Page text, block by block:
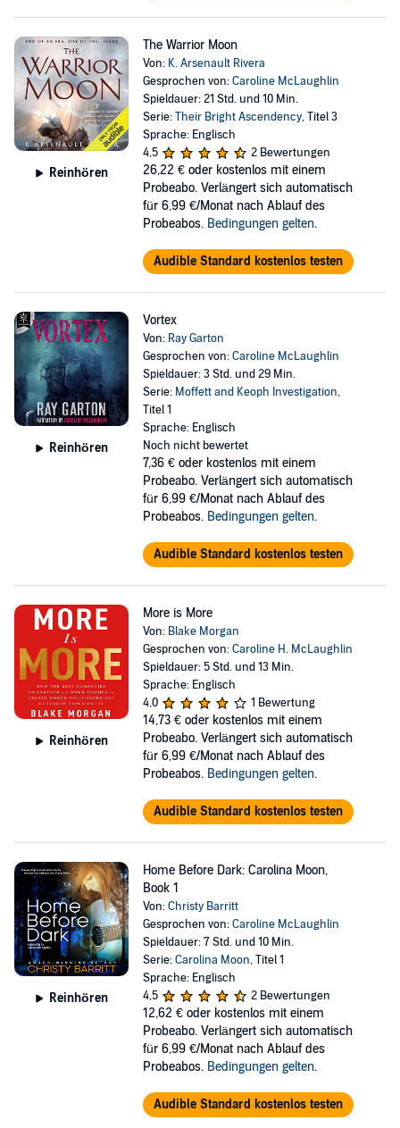
Reinhören
The Warrior Moon
Von: K. Arsenault Rivera
Gesprochen von:Caroline McLaughlin
Spieldauer: 21 Std. und 10 Min.
Serie:Their Bright Ascendency, Titel 3
Sprache: Englisch
4,5
2 Bewertungen
26,22 € oder kostenlos mit einem
Probeabo. Verlängert sich automatisch
für 6,99 €/Monat nach Ablauf des
Probeabos. Bedingungen gelten.
Audible Standard kostenlos testen
Reinhören
Vortex
Von: Ray Garton
Gesprochen von:Caroline McLaughlin
Spieldauer: 3 Std. und 29 Min.
Serie: Moffett and Keoph Investigation,
Titel 1
Sprache: Englisch
Noch nicht bewertet
7,36 € oder kostenlos mit einem
Probeabo. Verlängert sich automatisch
für 6,99 €/Monat nach Ablauf des
Probeabos. Bedingungen gelten.
Audible Standard kostenlos testen
Reinhören
More is More
Von: Blake Morgan
Gesprochen von:Caroline H. McLaughlin
Spieldauer: 5 Std. und 13 Min.
Sprache: Englisch
4,0
1 Bewertung
14,73 € oder kostenlos mit einem
Probeabo. Verlängert sich automatisch
für 6,99 €/Monat nach Ablauf des
Probeabos. Bedingungen gelten.
Audible Standard kostenlos testen
Reinhören
Home Before Dark: Carolina Moon,
Book 1
Von:Christy Barritt
Gesprochen von:Caroline McLaughlin
Spieldauer: 7 Std. und 10 Min.
Serie:Carolina Moon, Titel 1
Sprache: Englisch
4,5
2 Bewertungen
12,62 € oder kostenlos mit einem
Probeabo. Verlängert sich automatisch
für 6,99 €/Monat nach Ablauf des
Probeabos. Bedingungen gelten.
Audible Standard kostenlos testen